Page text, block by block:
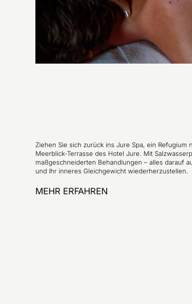
Ziehen Sie sich zurück ins Jure Spa, ein Refugium
Meerblick-Terrasse des Hotel Jure. Mit
maßgeschneiderten Behandlungen – alles darauf
und Ihr inneres Gleichgewicht wiederherzustellen.
MEHR ERFAHREN